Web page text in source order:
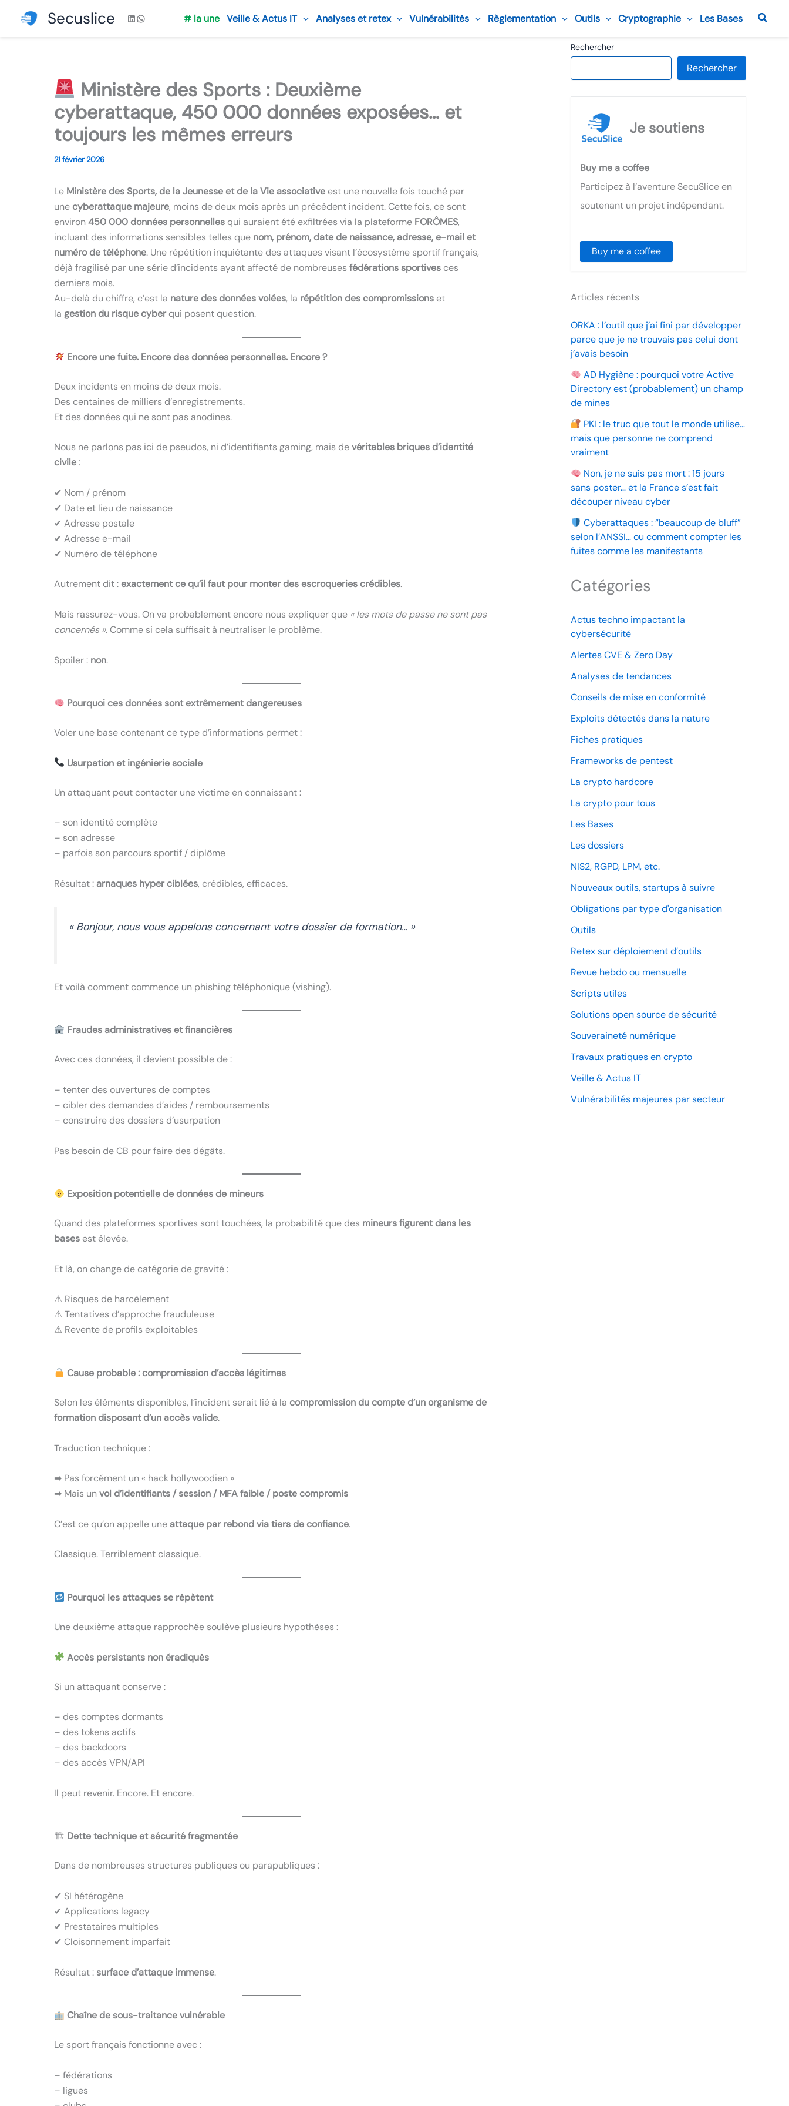
Secuslice LinkedIn
WhatsApp # la une Veille & Actus IT Analyses et retex Vulnérabilités Règlementation Outils Cryptographie Les Bases
Ministère des Sports : Deuxième
cyberattaque, 450 000 données exposées… et
toujours les mêmes erreurs
21 février 2026
Le Ministère des Sports, de la Jeunesse et de la Vie associative est une nouvelle fois touché par
unecyberattaque majeure, moins de deux mois après un précédent incident. Cette fois, ce sont
environ450 000 données personnelles qui auraient été exfiltrées via la plateforme FORÔMES,
incluant des informations sensibles telles que nom, prénom, date de naissance, adresse, e-mail et
numéro de téléphone. Une répétition inquiétante des attaques visant l’écosystème sportif français,
déjà fragilisé par une série d’incidents ayant affecté de nombreuses fédérations sportives ces
derniers mois.
Au-delà du chiffre, c’est la nature des données volées, la répétition des compromissions et
la gestion du risque cyber qui posent question.
Encore une fuite. Encore des données personnelles. Encore ?
Deux incidents en moins de deux mois.
Des centaines de milliers d’enregistrements.
Et des données qui ne sont pas anodines.
Nous ne parlons pas ici de pseudos, ni d’identifiants gaming, mais devéritables briques d’identité
civile:
✔ Nom / prénom
✔ Date et lieu de naissance
✔ Adresse postale
✔ Adresse e-mail
✔ Numéro de téléphone
Autrement dit :exactement ce qu’il faut pour monter des escroqueries crédibles.
Mais rassurez-vous. On va probablement encore nous expliquer que « les mots de passe ne sont pas
concernés ». Comme si cela suffisait à neutraliser le problème.
Spoiler : non.
Pourquoi ces données sont extrêmement dangereuses
Voler une base contenant ce type d’informations permet :
Usurpation et ingénierie sociale
Un attaquant peut contacter une victime en connaissant :
– son identité complète
– son adresse
– parfois son parcours sportif / diplôme
Résultat : arnaques hyper ciblées, crédibles, efficaces.
« Bonjour, nous vous appelons concernant votre dossier de formation… »
Et voilà comment commence un phishing téléphonique (vishing).
Fraudes administratives et financières
Avec ces données, il devient possible de :
– tenter des ouvertures de comptes
– cibler des demandes d’aides / remboursements
– construire des dossiers d’usurpation
Pas besoin de CB pour faire des dégâts.
Exposition potentielle de données de mineurs
Quand des plateformes sportives sont touchées, la probabilité que des mineurs figurent dans les
bases est élevée.
Et là, on change de catégorie de gravité :
⚠ Risques de harcèlement
⚠ Tentatives d’approche frauduleuse
⚠ Revente de profils exploitables
Cause probable : compromission d’accès légitimes
Selon les éléments disponibles, l’incident serait lié à la compromission du compte d’un organisme de
formation disposant d’un accès valide.
Traduction technique :
➡ Pas forcément un « hack hollywoodien »
➡ Mais unvol d’identifiants / session / MFA faible / poste compromis
C’est ce qu’on appelle une attaque par rebond via tiers de confiance.
Classique. Terriblement classique.
Pourquoi les attaques se répètent
Une deuxième attaque rapprochée soulève plusieurs hypothèses :
Accès persistants non éradiqués
Si un attaquant conserve :
– des comptes dormants
– des tokens actifs
– des backdoors
– des accès VPN/API
Il peut revenir. Encore. Et encore.
🏗 Dette technique et sécurité fragmentée
Dans de nombreuses structures publiques ou parapubliques :
✔ SI hétérogène
✔ Applications legacy
✔ Prestataires multiples
✔ Cloisonnement imparfait
Résultat :surface d’attaque immense.
Chaîne de sous-traitance vulnérable
Le sport français fonctionne avec :
– fédérations
– ligues
Rechercher
Rechercher
Je soutiens
Buy me a coffee
Participez à l’aventure SecuSlice en
soutenant un projet indépendant.
Buy me a coffee
Articles récents
ORKA : l’outil que j’ai fini par développer
parce que je ne trouvais pas celui dont
j’avais besoin
AD Hygiène : pourquoi votre Active
Directory est (probablement) un champ
de mines
PKI : le truc que tout le monde utilise…
mais que personne ne comprend
vraiment
Non, je ne suis pas mort : 15 jours
sans poster… et la France s’est fait
découper niveau cyber
Cyberattaques : “beaucoup de bluff”
selon l’ANSSI… ou comment compter les
fuites comme les manifestants
Catégories
Actus techno impactant la
cybersécurité
Alertes CVE & Zero Day
Analyses de tendances
Conseils de mise en conformité
Exploits détectés dans la nature
Fiches pratiques
Frameworks de pentest
La crypto hardcore
La crypto pour tous
Les Bases
Les dossiers
NIS2, RGPD, LPM, etc.
Nouveaux outils, startups à suivre
Obligations par type d'organisation
Outils
Retex sur déploiement d’outils
Revue hebdo ou mensuelle
Scripts utiles
Solutions open source de sécurité
Souveraineté numérique
Travaux pratiques en crypto
Veille & Actus IT
Vulnérabilités majeures par secteur